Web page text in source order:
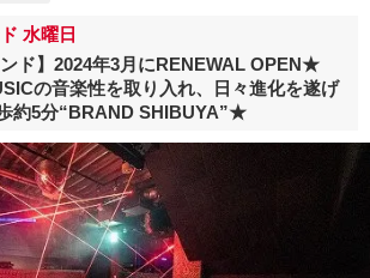
水曜日
ンド】2024年3月にRENEWAL OPEN★
の音楽性を取り入れ、日々進化を遂げ
約5分“BRAND SHIBUYA”★